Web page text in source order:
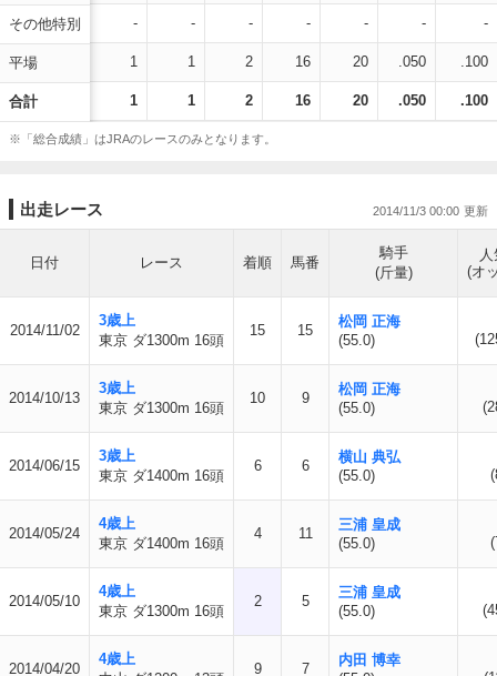
その他特別
平場
合計
- - - - - - -
1 1 2 16 20 .050 .100
1 1 2 16 20 .050 .100
※「総合成績」はJRAのレースのみとなります。
出走レース 2014/11/3 00:00
日付 レース 着順 馬番
騎手
(斤量)
(オ
2014/11/02
3歳上
東京 ダ1300m 16頭
15 15
松岡 正海
(55.0)
2014/10/13
3歳上
東京 ダ1300m 16頭
10 9
松岡 正海
(55.0)
2014/06/15
3歳上
東京 ダ1400m 16頭
6 6
横山 典弘
(55.0)
2014/05/24
4歳上
東京 ダ1400m 16頭
4 11
三浦 皇成
(55.0)
2014/05/10
4歳上
東京 ダ1300m 16頭
2 5
三浦 皇成
(55.0)
2014/04/20
4歳上
9 7
内田 博幸